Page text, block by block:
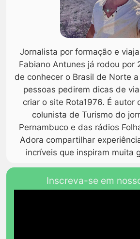
Jornalista por formação e
Fabiano Antunes já rodou por
de conhecer o Brasil de Norte
pessoas pedirem dicas de
criar o site Rota1976. É autor
colunista de Turismo do
Pernambuco e das rádios
Adora compartilhar
incríveis que inspiram muita
Inscreva-se em